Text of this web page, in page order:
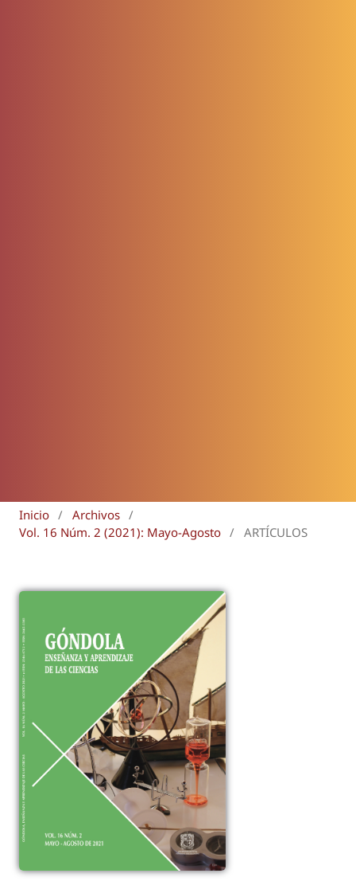
Inicio / Archivos /
Vol. 16 Núm. 2 (2021): Mayo-Agosto / ARTÍCULOS